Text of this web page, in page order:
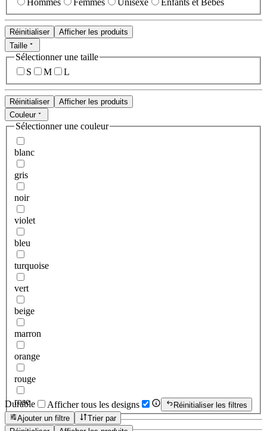
Hommes
Femmes Unisexe Enfants et Bébés
Réinitialiser
Afficher les produits
Taille
Sélectionner une taille
S
M L
Réinitialiser
Afficher les produits
Couleur
Sélectionner une couleur
blanc
gris
noir
violet
bleu
turquoise
vert
beige
marron
orange
rouge
rose
Durable Afficher tous les designs
Réinitialiser les filtres
Ajouter un filtre
Trier par